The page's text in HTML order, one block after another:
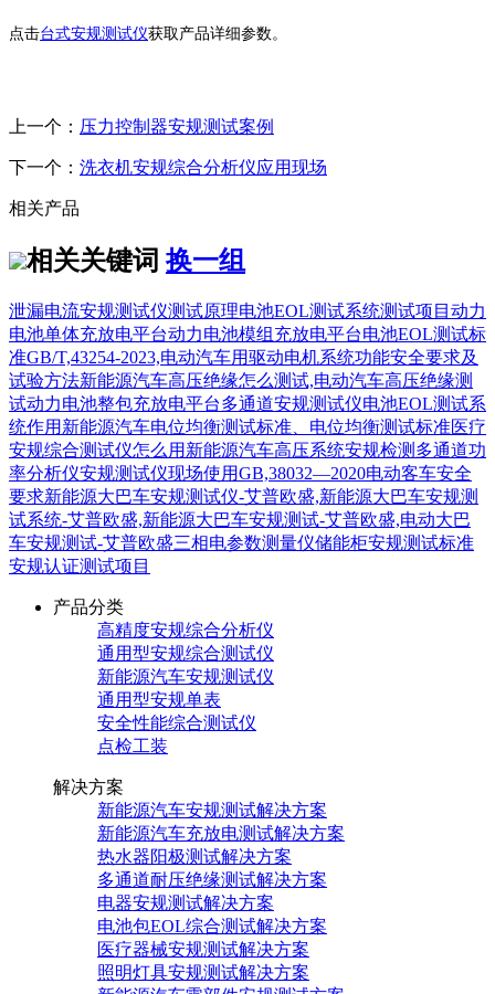
点击台式安规测试仪获取产品详细参数。
上一个： 压力控制器安规测试案例
下一个： 洗衣机安规综合分析仪应用现场
相关产品
相关关键词 换一组
泄漏电流安规测试仪测试原理电池EOL测试系统测试项目 动力
电池单体充放电平台动力电池模组充放电平台电池EOL测试标
准GB/T,43254-2023,电动汽车用驱动电机系统功能安全要求及
试验方法新能源汽车高压绝缘怎么测试,电动汽车高压绝缘测
试动力电池整包充放电平台多通道安规测试仪电池EOL测试系
统作用 新能源汽车电位均衡测试标准、电位均衡测试标准医疗
安规综合测试仪怎么用 新能源汽车高压系统安规检测 多通道功
率分析仪安规测试仪现场使用GB,38032—2020电动客车安全
要求新能源大巴车安规测试仪-艾普欧盛,新能源大巴车安规测
试系统-艾普欧盛,新能源大巴车安规测试-艾普欧盛,电动大巴
车安规测试-艾普欧盛三相电参数测量仪储能柜安规测试标准
安规认证测试项目
产品分类
高精度安规综合分析仪
通用型安规综合测试仪
新能源汽车安规测试仪
通用型安规单表
安全性能综合测试仪
点检工装
解决方案
新能源汽车安规测试解决方案
新能源汽车充放电测试解决方案
热水器阳极测试解决方案
多通道耐压绝缘测试解决方案
电器安规测试解决方案
电池包EOL综合测试解决方案
医疗器械安规测试解决方案
照明灯具安规测试解决方案